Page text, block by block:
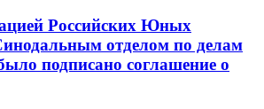
Российских Юных
отделом по делам
подписано соглашение о